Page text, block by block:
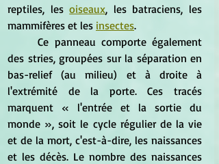
reptiles, les oiseaux, les batraciens, les
mammifères et les insectes.
	Ce panneau comporte également
des stries, groupées sur la séparation en
bas-relief (au milieu) et à droite à
l'extrémité de la porte. Ces tracés
marquent « l'entrée et la sortie du
monde », soit le cycle régulier de la vie
et de la mort, c'est-à-dire, les naissances
et les décès. Le nombre des naissances